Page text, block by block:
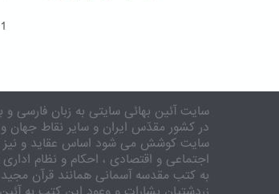
1 از 2
سایت آئین بهائی سایتی به زبان فارسی و
در کشور مقدّس ایران و سایر نقاط جهان
سایت کوشش می شود اساس عقاید و نیز
اجتماعی و اقتصادی ، احکام و نظام
به کتب مقدسه آسمانی همانند قرآن